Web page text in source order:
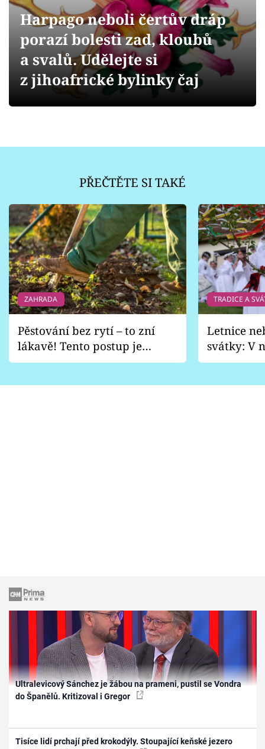
Přihlášení
Sledujte nás
Harpago neboli čertův dráp
porazí bolesti zad, kloubů
a svalů. Udělejte si
z jihoafrické bylinky čaj
PŘEČTĚTE SI TAKÉ
ZAHRADA
Pěstování bez rytí – to zní
lákavě! Tento postup je
vhodný jen pro některé
TRADICE A
Letnice
svátky: V
pondělí
Ultralevicový Sánchez je žábou na prameni, pustil se Vondra
do Španělů. Kritizoval i Gregor
Tisíce lidí prchají před krokodýly. Stoupající keňské jezero